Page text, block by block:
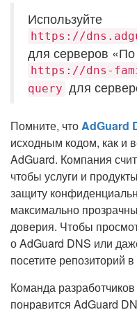
Используйте
https://
для серверов
https://dns-
query для
Помните, чтоAdGuard
исходным кодом, как и
AdGuard. Компания
чтобы услуги и
защиту
максимально
доверия. Чтобы
о AdGuard DNS или
посетите репозиторий
Команда
понравится AdGuard